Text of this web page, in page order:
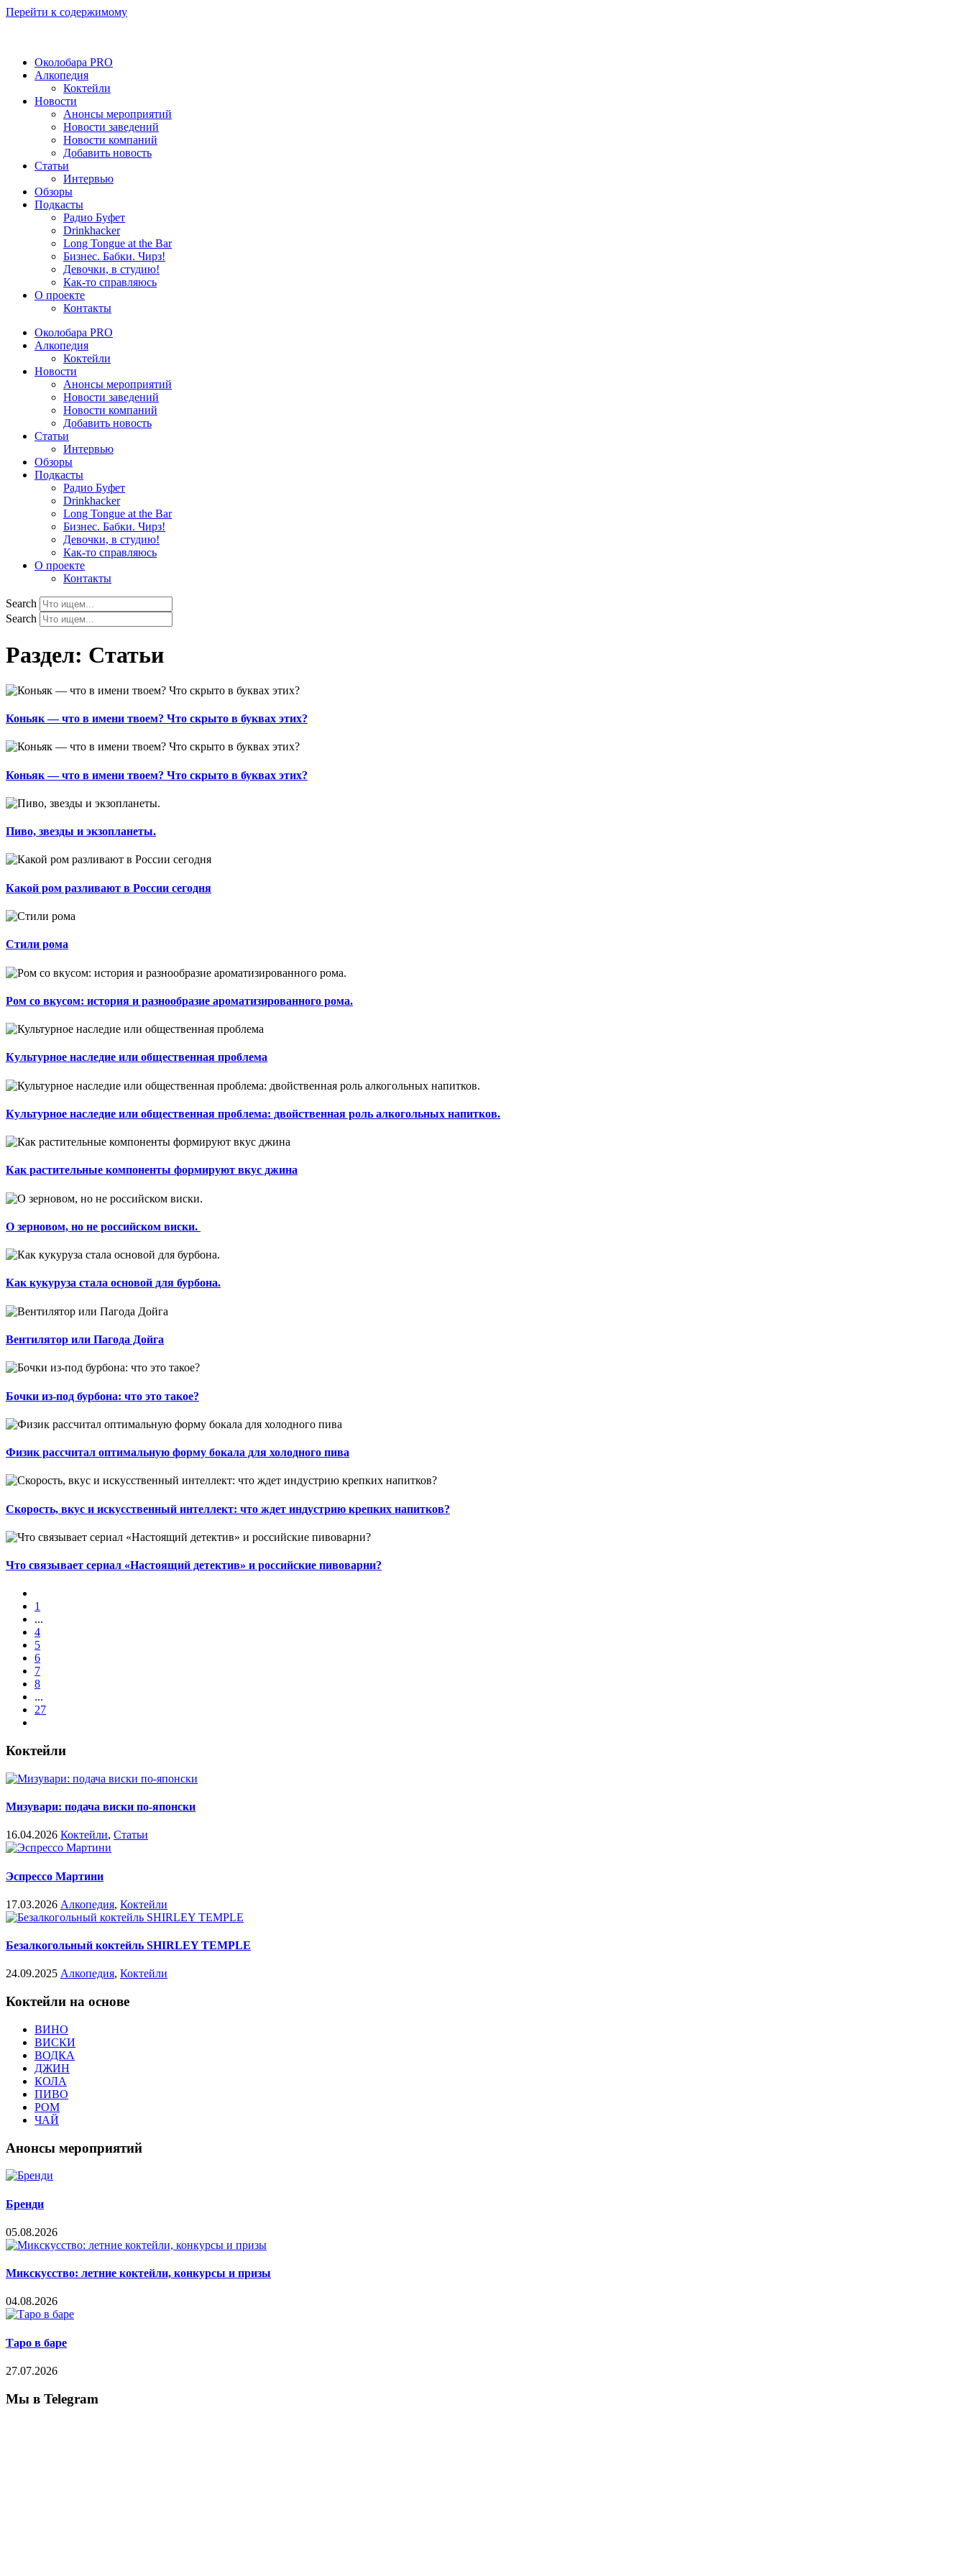
Перейти к содержимому
Околобара PRO
Алкопедия
Коктейли
Новости
Анонсы мероприятий
Новости заведений
Новости компаний
Добавить новость
Статьи
Интервью
Обзоры
Подкасты
Радио Буфет
Drinkhacker
Long Tongue at the Bar
Бизнес. Бабки. Чирз!
Девочки, в студию!
Как-то справляюсь
О проекте
Контакты
Околобара PRO
Алкопедия
Коктейли
Новости
Анонсы мероприятий
Новости заведений
Новости компаний
Добавить новость
Статьи
Интервью
Обзоры
Подкасты
Радио Буфет
Drinkhacker
Long Tongue at the Bar
Бизнес. Бабки. Чирз!
Девочки, в студию!
Как-то справляюсь
О проекте
Контакты
Search
Search
Раздел: Статьи
Коньяк — что в имени твоем? Что скрыто в буквах этих?
Коньяк — что в имени твоем? Что скрыто в буквах этих?
Пиво, звезды и экзопланеты.
Какой ром разливают в России сегодня
Стили рома
Ром со вкусом: история и разнообразие ароматизированного рома.
Культурное наследие или общественная проблема
Культурное наследие или общественная проблема: двойственная роль алкогольных напитков.
Как растительные компоненты формируют вкус джина
О зерновом, но не российском виски.
Как кукуруза стала основой для бурбона.
​​Вентилятор или Пагода Дойга
Бочки из-под бурбона: что это такое?
Физик рассчитал оптимальную форму бокала для холодного пива
Скорость, вкус и искусственный интеллект: что ждет индустрию крепких напитков?
Что связывает сериал «Настоящий детектив» и российские пивоварни?
1
...
4
5
6
7
8
...
27
Коктейли
Мизувари: подача виски по-японски
16.04.2026 Коктейли, Статьи
Эспрессо Мартини
17.03.2026 Алкопедия, Коктейли
Безалкогольный коктейль SHIRLEY TEMPLE
24.09.2025 Алкопедия, Коктейли
Коктейли на основе
ВИНО
ВИСКИ
ВОДКА
ДЖИН
КОЛА
ПИВО
РОМ
ЧАЙ
Анонсы мероприятий
Бренди
05.08.2026
Микскусство: летние коктейли, конкурсы и призы
04.08.2026
Таро в баре
27.07.2026
Мы в Telegram